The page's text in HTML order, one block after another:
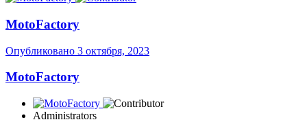
MotoFactory
Опубликовано 3 октября, 2023
MotoFactory
Administrators